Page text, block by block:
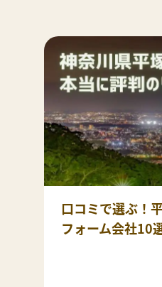
口コミで選ぶ！
フォーム会社10